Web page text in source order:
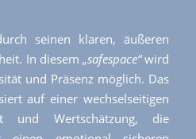
seinen klaren, äußeren
In diesem„safespace“wird
und Präsenz möglich. Das
auf einer wechselseitigen
und Wertschätzung, die